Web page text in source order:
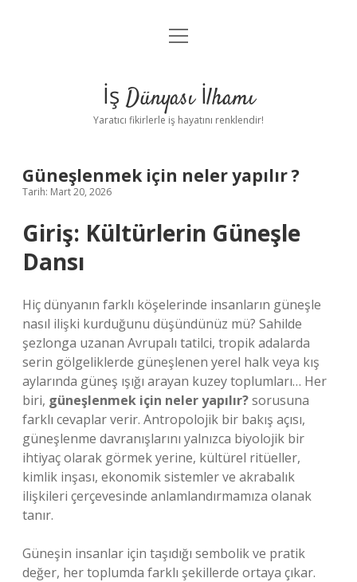
Anasayfa
Yasal Uyarı
menüyü
İş Dünyası İlhamı
Yaratıcı fikirlerle iş hayatını renklendir!
Güneşlenmek için neler yapılır ?
Tarih: Mart 20, 2026
Giriş: Kültürlerin Güneşle
Dansı
Hiç dünyanın farklı köşelerinde insanların güneşle
nasıl ilişki kurduğunu düşündünüz mü? Sahilde
şezlonga uzanan Avrupalı tatilci, tropik adalarda
serin gölgeliklerde güneşlenen yerel halk veya kış
aylarında güneş ışığı arayan kuzey toplumları… Her
biri, güneşlenmek için neler yapılır?sorusuna
farklı cevaplar verir. Antropolojik bir bakış açısı,
güneşlenme davranışlarını yalnızca biyolojik bir
ihtiyaç olarak görmek yerine, kültürel ritüeller,
kimlik inşası, ekonomik sistemler ve akrabalık
ilişkileri çerçevesinde anlamlandırmamıza olanak
tanır.
Güneşin insanlar için taşıdığı sembolik ve pratik
değer, her toplumda farklı şekillerde ortaya çıkar.